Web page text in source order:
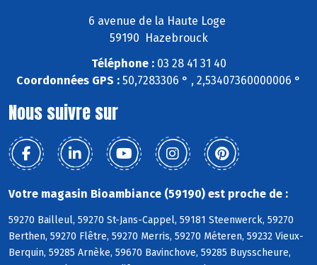
6 avenue de la Haute Loge
59190 Hazebrouck
Téléphone :03 28 41 31 40
Coordonnées GPS : 50,7283306 ° , 2,53407360000006 °
Nous suivre sur
Votre magasin Bioambiance (59190) est proche de :
59270 Bailleul, 59270 St-Jans-Cappel, 59181 Steenwerck, 59270
Berthen, 59270 Flêtre, 59270 Merris, 59270 Méteren, 59232 Vieux-
Berquin, 59285 Arnèke, 59670 Bavinchove, 59285 Buysscheure,